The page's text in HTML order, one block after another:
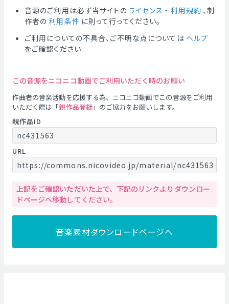
音源のご利用は必ず当サイトの ライセンス ・ 利用規約 、制
作者の 利用条件 に則って行ってください。
ご利用についての不具合、ご不明な点については ヘルプ
をご確認ください
この音源をニコニコ動画でご利用いただく時のお願い
作曲者の音楽活動を応援する為、ニコニコ動画でこの音源をご利用
いただく際は「親作品登録」のご協力をお願いします。
親作品ID
nc431563
URL
https://commons.nicovideo.jp/material/nc431563
上記をご確認いただいた上で、下記のリンクよりダウンロー
ドページへ移動してください。
音楽素材ダウンロードページへ